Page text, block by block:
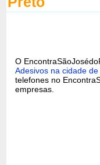
O
Adesivos na cidade
telefones no
empresas.